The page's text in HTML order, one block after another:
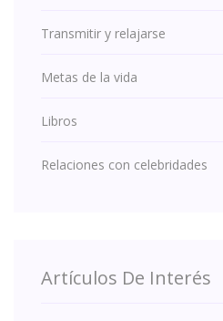
Transmitir y relajarse
Metas de la vida
Libros
Relaciones con celebridades
Artículos De Interés